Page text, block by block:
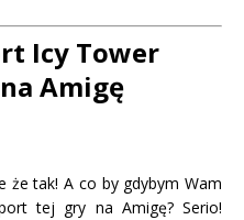
Icy Tower
Amigę
że tak! A co by gdybym Wam
tej gry na Amigę? Serio!